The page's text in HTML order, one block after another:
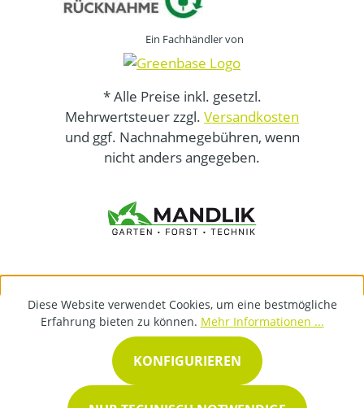
Ein Fachhändler von
* Alle Preise inkl. gesetzl.
Mehrwertsteuer zzgl. Versandkosten
und ggf. Nachnahmegebühren, wenn
nicht anders angegeben.
Diese Website verwendet Cookies, um eine bestmögliche
Erfahrung bieten zu können. Mehr Informationen ...
KONFIGURIEREN